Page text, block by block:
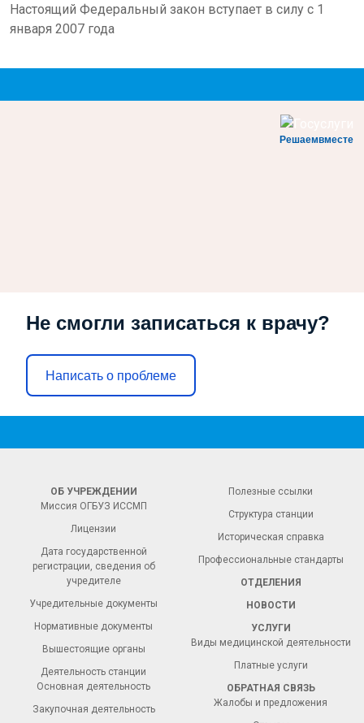
Настоящий Федеральный закон вступает в силу с 1
января 2007 года
Решаемвместе
Не смогли записаться к врачу?
Написать о проблеме
ОБ УЧРЕЖДЕНИИ
Миссия ОГБУЗ ИССМП
Лицензии
Дата государственной
регистрации, сведения об
учредителе
Учредительные документы
Нормативные документы
Вышестоящие органы
Деятельность станции
Основная деятельность
Закупочная деятельность
Полезные ссылки
Структура станции
Историческая справка
Профессиональные стандарты
ОТДЕЛЕНИЯ
НОВОСТИ
УСЛУГИ
Виды медицинской деятельности
Платные услуги
ОБРАТНАЯ СВЯЗЬ
Жалобы и предложения